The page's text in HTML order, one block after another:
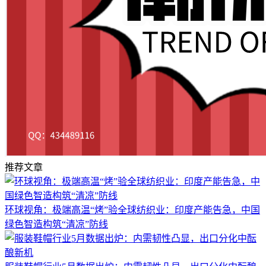
推荐文章
环球视角：极端高温“烤”验全球纺织业：印度产能告急，中国
绿色智造构筑“清凉”防线